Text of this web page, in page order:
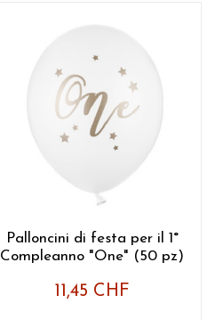
Palloncini di festa per il 1°
Compleanno "One" (50 pz)
11,45 CHF